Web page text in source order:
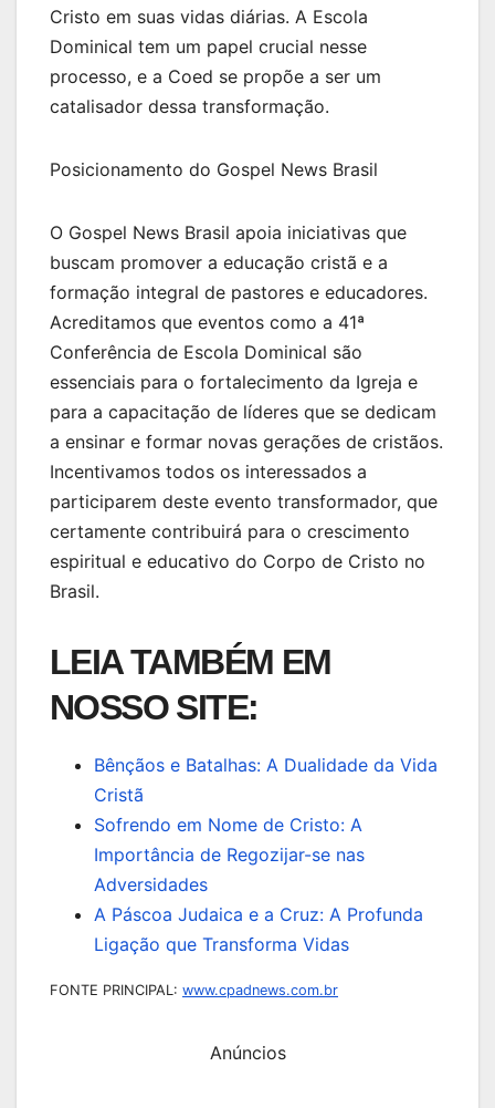
Cristo em suas vidas diárias. A Escola
Dominical tem um papel crucial nesse
processo, e a Coed se propõe a ser um
catalisador dessa transformação.
Posicionamento do Gospel News Brasil
O Gospel News Brasil apoia iniciativas que
buscam promover a educação cristã e a
formação integral de pastores e educadores.
Acreditamos que eventos como a 41ª
Conferência de Escola Dominical são
essenciais para o fortalecimento da Igreja e
para a capacitação de líderes que se dedicam
a ensinar e formar novas gerações de cristãos.
Incentivamos todos os interessados a
participarem deste evento transformador, que
certamente contribuirá para o crescimento
espiritual e educativo do Corpo de Cristo no
Brasil.
LEIA TAMBÉM EM
NOSSO SITE:
Bênçãos e Batalhas: A Dualidade da Vida
Cristã
Sofrendo em Nome de Cristo: A
Importância de Regozijar-se nas
Adversidades
A Páscoa Judaica e a Cruz: A Profunda
Ligação que Transforma Vidas
FONTE PRINCIPAL: www.cpadnews.com.br
Anúncios